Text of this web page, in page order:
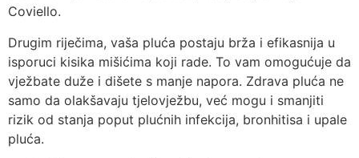
Coviello.
Drugim riječima, vaša pluća postaju brža i efikasnija u
isporuci kisika mišićima koji rade. To vam omogućuje da
vježbate duže i dišete s manje napora. Zdrava pluća ne
samo da olakšavaju tjelovježbu, već mogu i smanjiti
rizik od stanja poput plućnih infekcija, bronhitisa i upale
pluća.